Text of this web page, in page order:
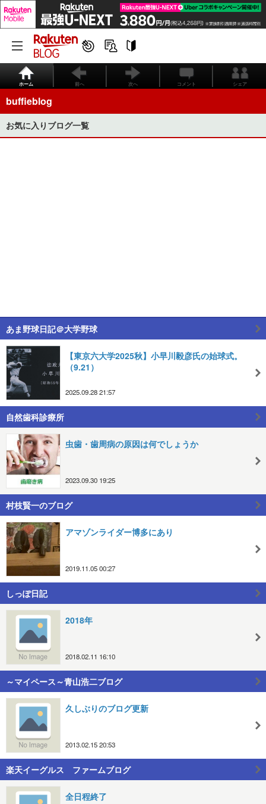
ホーム 前へ 次へ コメント シェア
buffieblog
お気に入りブログ一覧
あま野球日記＠大学野球
【東京六大学2025秋】小早川毅彦氏の始球式。
（9.21）
2025.09.28 21:57
自然歯科診療所
虫歯・歯周病の原因は何でしょうか
2023.09.30 19:25
村枝賢一のブログ
アマゾンライダー博多にあり
2019.11.05 00:27
しっぽ日記
2018年
2018.02.11 16:10
～マイペース～青山浩二ブログ
久しぶりのブログ更新
2013.02.15 20:53
楽天イーグルス ファームブログ
全日程終了